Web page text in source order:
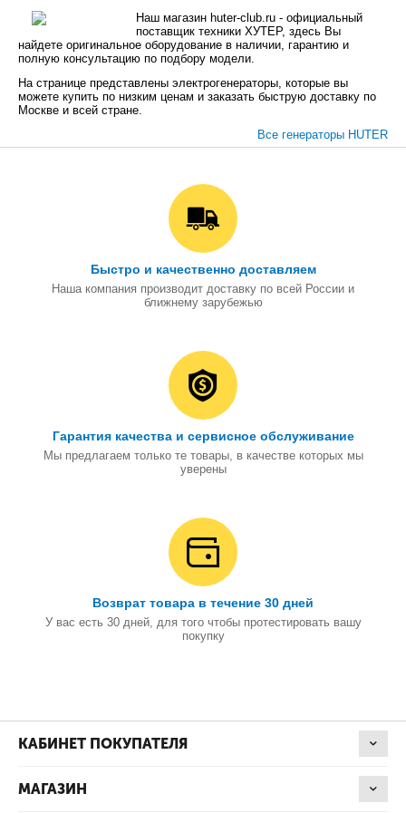
Наш магазин huter-club.ru - официальный
поставщик техники ХУТЕР, здесь Вы
найдете оригинальное оборудование в наличии, гарантию и
полную консультацию по подбору модели.
На странице представлены электрогенераторы, которые вы
можете купить по низким ценам и заказать быструю доставку по
Москве и всей стране.
Все генераторы HUTER
Быстро и качественно доставляем
Наша компания производит доставку по всей России и
ближнему зарубежью
Гарантия качества и сервисное обслуживание
Мы предлагаем только те товары, в качестве которых мы
уверены
Возврат товара в течение 30 дней
У вас есть 30 дней, для того чтобы протестировать вашу
покупку
КАБИНЕТ ПОКУПАТЕЛЯ
МАГАЗИН